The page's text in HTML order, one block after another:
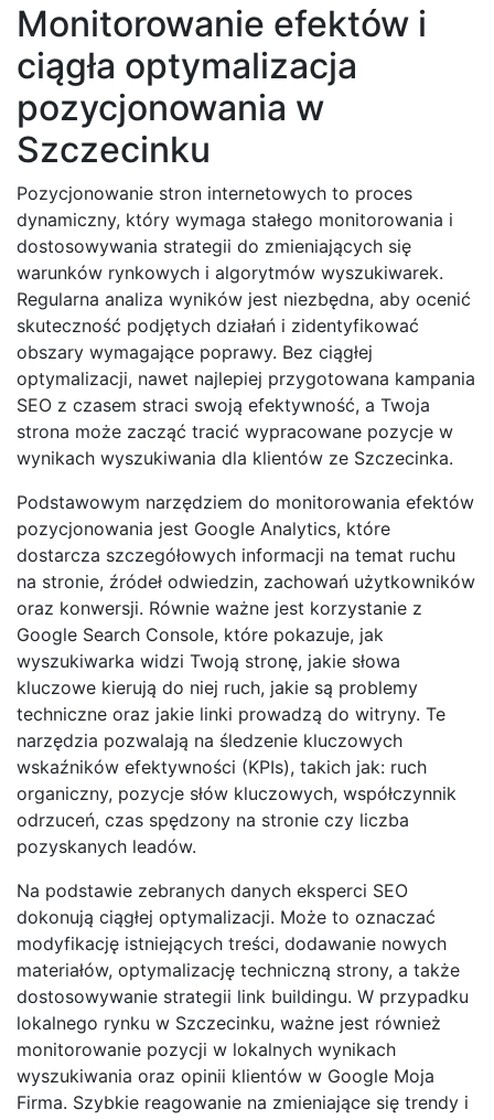
Monitorowanie efektów i
ciągła optymalizacja
pozycjonowania w
Szczecinku
Pozycjonowanie stron internetowych to proces
dynamiczny, który wymaga stałego monitorowania i
dostosowywania strategii do zmieniających się
warunków rynkowych i algorytmów wyszukiwarek.
Regularna analiza wyników jest niezbędna, aby ocenić
skuteczność podjętych działań i zidentyfikować
obszary wymagające poprawy. Bez ciągłej
optymalizacji, nawet najlepiej przygotowana kampania
SEO z czasem straci swoją efektywność, a Twoja
strona może zacząć tracić wypracowane pozycje w
wynikach wyszukiwania dla klientów ze Szczecinka.
Podstawowym narzędziem do monitorowania efektów
pozycjonowania jest Google Analytics, które
dostarcza szczegółowych informacji na temat ruchu
na stronie, źródeł odwiedzin, zachowań użytkowników
oraz konwersji. Równie ważne jest korzystanie z
Google Search Console, które pokazuje, jak
wyszukiwarka widzi Twoją stronę, jakie słowa
kluczowe kierują do niej ruch, jakie są problemy
techniczne oraz jakie linki prowadzą do witryny. Te
narzędzia pozwalają na śledzenie kluczowych
wskaźników efektywności (KPIs), takich jak: ruch
organiczny, pozycje słów kluczowych, współczynnik
odrzuceń, czas spędzony na stronie czy liczba
pozyskanych leadów.
Na podstawie zebranych danych eksperci SEO
dokonują ciągłej optymalizacji. Może to oznaczać
modyfikację istniejących treści, dodawanie nowych
materiałów, optymalizację techniczną strony, a także
dostosowywanie strategii link buildingu. W przypadku
lokalnego rynku w Szczecinku, ważne jest również
monitorowanie pozycji w lokalnych wynikach
wyszukiwania oraz opinii klientów w Google Moja
Firma. Szybkie reagowanie na zmieniające się trendy i